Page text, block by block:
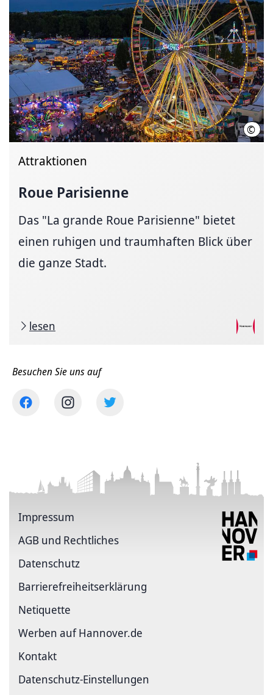
©
Attraktionen
Roue Parisienne
Das "La grande Roue Parisienne" bietet
einen ruhigen und traumhaften Blick über
die ganze Stadt.
lesen
Besuchen Sie uns auf
Impressum
AGB und Rechtliches
Datenschutz
Barriere­freiheits­erklärung
Netiquette
Werben auf Hannover.de
Kontakt
Datenschutz-Einstellungen